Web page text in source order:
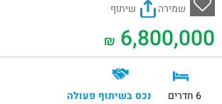
שמירה שיתוף
6,800,000
₪
6 חדרים נכס בשיתוף פעולה